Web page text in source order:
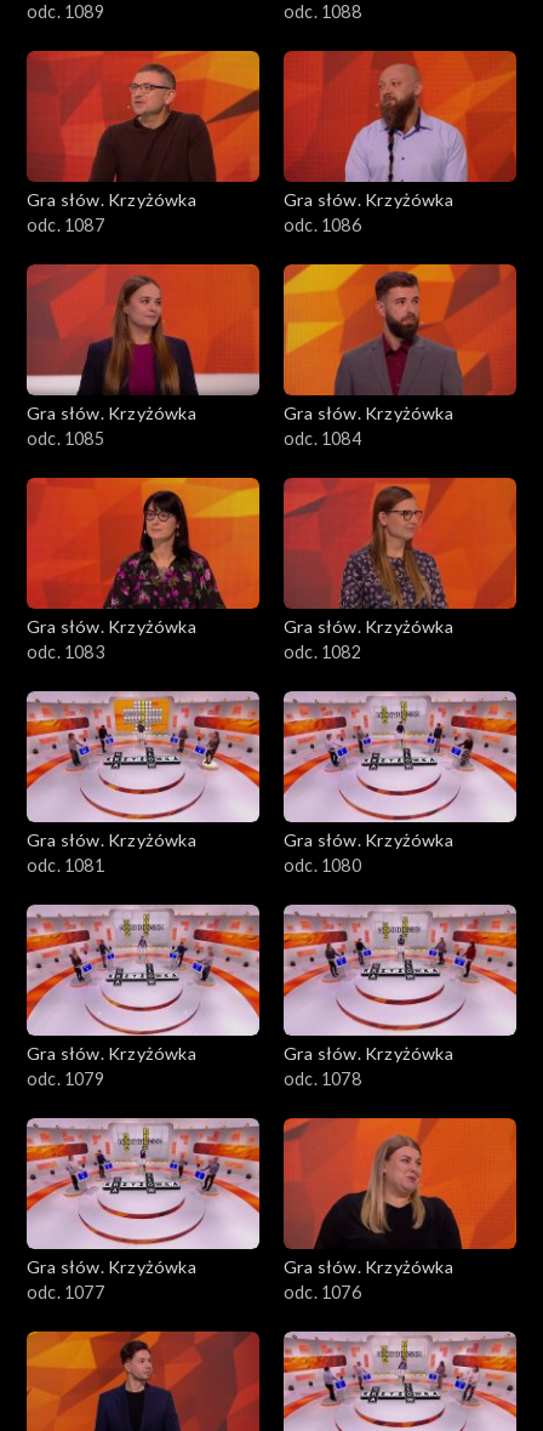
odc. 1089
odc. 1088
Gra słów. Krzyżówka
odc. 1087
Gra słów. Krzyżówka
odc. 1086
Gra słów. Krzyżówka
odc. 1085
Gra słów. Krzyżówka
odc. 1084
Gra słów. Krzyżówka
odc. 1083
Gra słów. Krzyżówka
odc. 1082
Gra słów. Krzyżówka
odc. 1081
Gra słów. Krzyżówka
odc. 1080
Gra słów. Krzyżówka
odc. 1079
Gra słów. Krzyżówka
odc. 1078
Gra słów. Krzyżówka
odc. 1077
Gra słów. Krzyżówka
odc. 1076